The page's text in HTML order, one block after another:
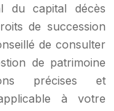
du capital décès
de succession
de consulter
de patrimoine
précises et
à votre